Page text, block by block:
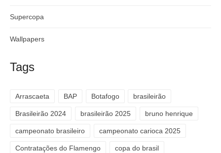
Supercopa
Wallpapers
Tags
Arrascaeta BAP Botafogo brasileirão
Brasileirão 2024 brasileirão 2025 bruno henrique
campeonato brasileiro campeonato carioca 2025
Contratações do Flamengo copa do brasil